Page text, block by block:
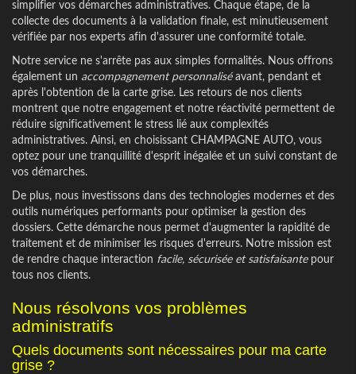
simplifier vos démarches administratives. Chaque étape, de la
collecte des documents à la validation finale, est minutieusement
vérifiée par nos experts afin d'assurer une conformité totale.
Notre service ne s'arrête pas aux simples formalités. Nous offrons
également un accompagnement personnaliséavant, pendant et
après l'obtention de la carte grise. Les retours de nos clients
montrent que notre engagement et notre réactivité permettent de
réduire significativement le stress lié aux complexités
administratives. Ainsi, en choisissant CHAMPAGNE AUTO, vous
optez pour une tranquillité d'esprit inégalée et un suivi constant de
vos démarches.
De plus, nous investissons dans des technologies modernes et des
outils numériques performants pour optimiser la gestion des
dossiers. Cette démarche nous permet d'augmenter la rapidité de
traitement et de minimiser les risques d'erreurs. Notre mission est
de rendre chaque interaction facile, sécurisée et satisfaisantepour
tous nos clients.
Nous résolvons vos problèmes
administratifs
Quels documents sont nécessaires pour ma carte
grise ?